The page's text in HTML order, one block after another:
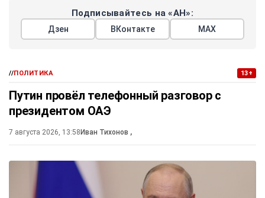
Подписывайтесь на «АН»:
Дзен ВКонтакте МАХ
//ПОЛИТИКА 13+
Путин провёл телефонный разговор с
президентом ОАЭ
7 августа 2026, 13:58 Иван Тихонов ,